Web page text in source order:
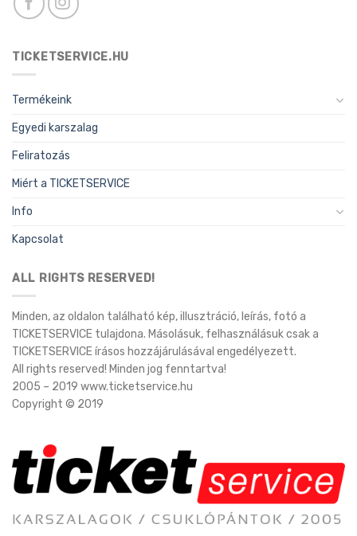
TICKETSERVICE.HU
Termékeink
Egyedi karszalag
Feliratozás
Miért a TICKETSERVICE
Info
Kapcsolat
ALL RIGHTS RESERVED!
Minden, az oldalon található kép, illusztráció, leírás, fotó a
TICKETSERVICE tulajdona. Másolásuk, felhasználásuk csak a
TICKETSERVICE írásos hozzájárulásával engedélyezett.
All rights reserved! Minden jog fenntartva!
2005 – 2019 www.ticketservice.hu
Copyright © 2019